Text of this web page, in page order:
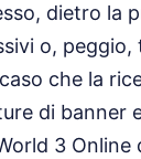
dietro la
o,
che la
di banner
3